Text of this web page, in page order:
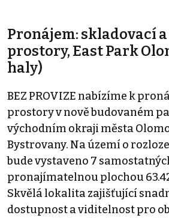
Pronájem: skladovací
prostory, East Park
haly)
BEZ PROVIZE nabízíme k
prostory v nově budovaném
východním okraji města
Bystrovany. Na území o
bude vystaveno 7
pronajímatelnou plochou
Skvělá lokalita zajišťující
dostupnost a viditelnost pro